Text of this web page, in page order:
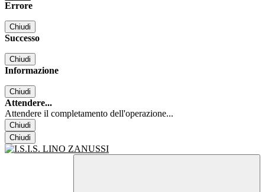
Errore
Chiudi
Successo
Chiudi
Informazione
Chiudi
Attendere...
Attendere il completamento dell'operazione...
Chiudi
Chiudi